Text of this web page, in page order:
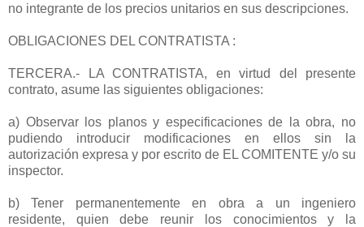
no integrante de los precios unitarios en sus descripciones.
OBLIGACIONES DEL CONTRATISTA :
TERCERA.- LA CONTRATISTA, en virtud del presente
contrato, asume las siguientes obligaciones:
a) Observar los planos y especificaciones de la obra, no
pudiendo introducir modificaciones en ellos sin la
autorización expresa y por escrito de EL COMITENTE y/o su
inspector.
b) Tener permanentemente en obra a un ingeniero
residente, quien debe reunir los conocimientos y la